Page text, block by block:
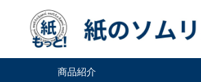
商品紹介